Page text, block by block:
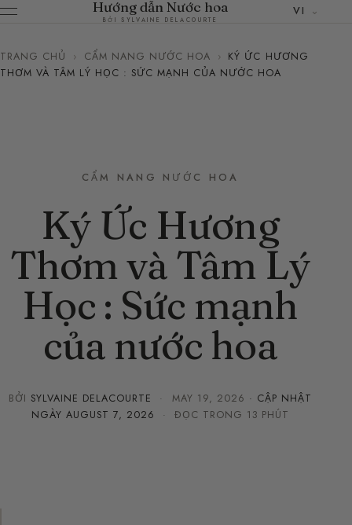
Hướng dẫn Nước hoa
BỞI SYLVAINE DELACOURTE
VI
TRANG CHỦ › CẨM NANG NƯỚC HOA › KÝ ỨC HƯƠNG
THƠM VÀ TÂM LÝ HỌC : SỨC MẠNH CỦA NƯỚC HOA
CẨM NANG NƯỚC HOA
Ký Ức Hương
Thơm và Tâm Lý
Học : Sức mạnh
của nước hoa
BỞI SYLVAINE DELACOURTE · MAY 19, 2026 · CẬP NHẬT
NGÀY AUGUST 7, 2026 · ĐỌC TRONG 13 PHÚT